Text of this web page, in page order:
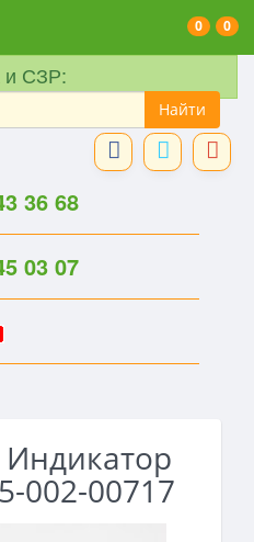
0
0
и СЗР:
36 68
03 07
Индикатор
002-00717